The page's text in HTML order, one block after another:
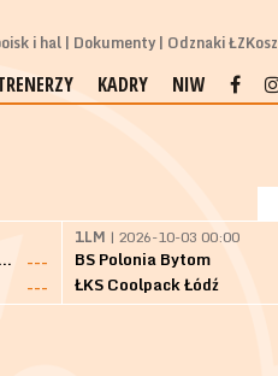
i hal Dokumenty Odznaki ŁZKosz
KADRY NIW
SKS Fulimpex Starogard Gdański
---
---
1LM | 2026-10-03 00:00
BS Polonia Bytom
ŁKS Coolpack Łódź